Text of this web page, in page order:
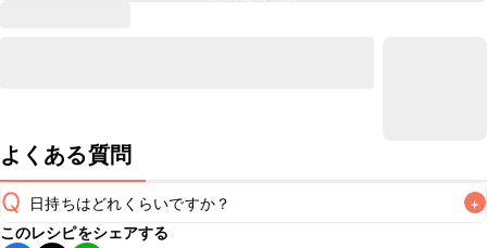
よくある質問
Q 日持ちはどれくらいですか？ +
このレシピをシェアする